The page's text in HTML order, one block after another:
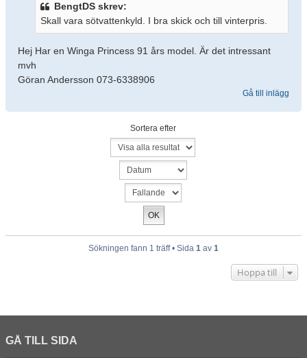
BengtDS skrev:
Skall vara sötvattenkyld. I bra skick och till vinterpris.
Hej Har en Winga Princess 91 års model. Är det intressant
mvh
Göran Andersson 073-6338906
Gå till inlägg
Sortera efter
Sökningen fann 1 träff • Sida 1 av 1
Hoppa till
GÅ TILL SIDA